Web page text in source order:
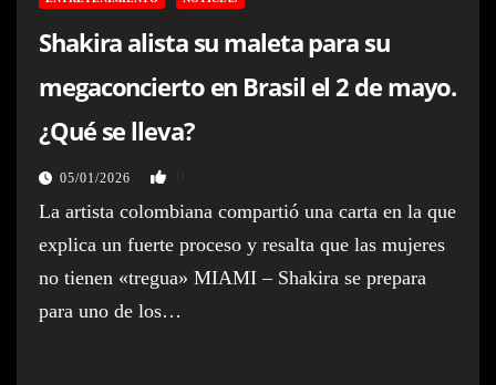
Shakira alista su maleta para su
megaconcierto en Brasil el 2 de mayo.
¿Qué se lleva?
05/01/2026
La artista colombiana compartió una carta en la que
explica un fuerte proceso y resalta que las mujeres
no tienen «tregua» MIAMI – Shakira se prepara
para uno de los…